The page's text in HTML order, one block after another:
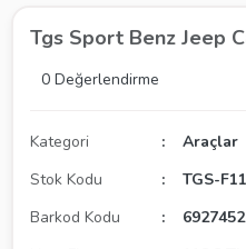
Tgs Sport Benz Jeep
0 Değerlendirme
Kategori
Araçlar
Stok Kodu
TGS-
Barkod Kodu